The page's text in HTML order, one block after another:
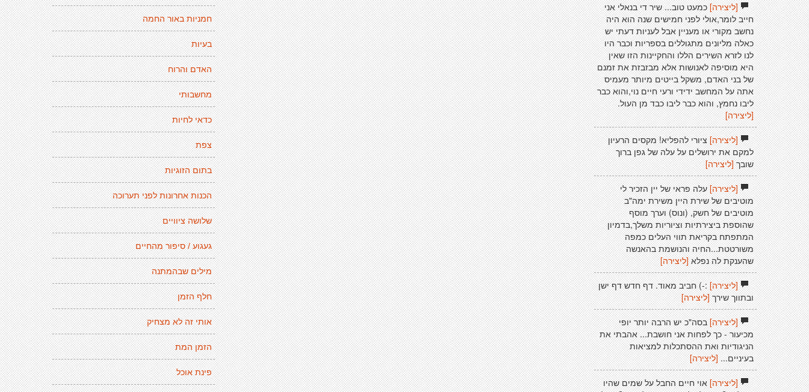
חמניות באור החמה
בעיות
האדם והרוח
מחשבותי
כדאי לחיות
צפת
בתום הזוגיות
הכנות אחרונות לפני תערוכה
שלושה ציוויים
געגוע / סיפור מהחיים
מילים שבהמתנה
חלף הזמן
אותי זה לא מצחיק
הזמן המת
פינת אוכל
[ליצירה]כמעט טוב... שיר די בנאלי אני
חייב לומר,אולי לפני חמישים שנה הוא היה
נחשב מקורי או מעניין אבל לעניות דעתי יש
כאלה מליונים מתגוללים בספריות וכבר היו
לנו לזרא השירים הללו והחקיינות הזו שאין
היא מוסיפה לאנושות אלא מבזבזת את זמנם
של בני האדם, משקל בייטים מיותר מעמיס
אתה על המחשב ידידי ורעי חיים נוי,והוא כבר
ליבו נחמץ, והוא כבר ליבו כבד מן העול.
[ליצירה]
[ליצירה]ציורי להפליא! מקסים הרעיון
למקם את ירושלים על עלה של גפן ברוך
שובך [ליצירה]
[ליצירה]עלה פראי של יין הזכיר לי
מוטיבים של שירת היין משירת ימה"ב
מוטיבים של חשק, (ונוס) וערך מוסף
שהוספת ביצירתיות וציוריות משלך,בדמיון
המתפתח בקריאת תווי העלים כמפה
משורטטת...החיה והנושמת בהאנשה
שהענקת לה נפלא[ליצירה]
[ליצירה]:-) חביב מאוד. דף חדש דף ישן
ובתווך שירך [ליצירה]
[ליצירה]בסה"כ יש הרבה יותר יופי
מכיעור - כך לפחות אני חושבת... אהבתי את
הניגודיות ואת ההסתכלות למציאות
בעיניים... [ליצירה]
[ליצירה]אוי חיים החבל על שמים שהיו